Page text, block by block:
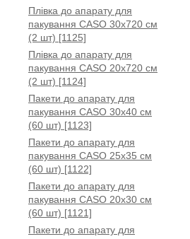
Плівка до апарату для
пакування CASO 30x720 см
(2 шт) [1125]
Плівка до апарату для
пакування CASO 20x720 см
(2 шт) [1124]
Пакети до апарату для
пакування CASO 30x40 см
(60 шт) [1123]
Пакети до апарату для
пакування CASO 25x35 см
(60 шт) [1122]
Пакети до апарату для
пакування CASO 20x30 см
(60 шт) [1121]
Пакети до апарату для